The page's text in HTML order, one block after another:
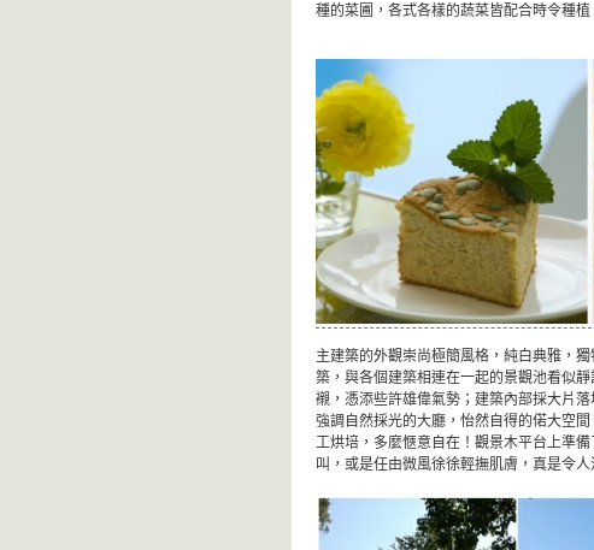
種的菜圃，各式各樣的蔬菜皆配合時令種
主建築的外觀崇尚極簡風格，純白典雅，
築，與各個建築相連在一起的景觀池看似
襯，憑添些許雄偉氣勢；建築內部採大片
強調自然採光的大廳，怡然自得的偌大空
工烘培，多麼愜意自在！觀景木平台上準
叫，或是任由微風徐徐輕撫肌膚，真是令